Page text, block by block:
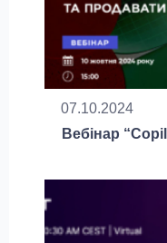
07.10.2024
Вебінар